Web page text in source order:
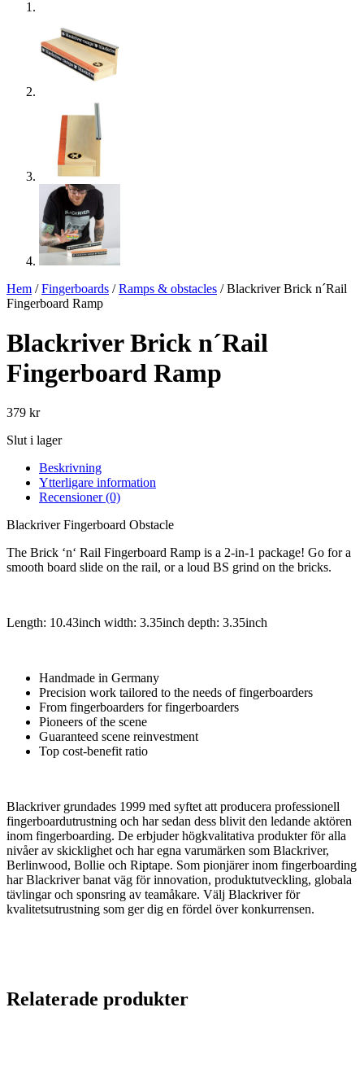
Hem /Fingerboards /Ramps & obstacles / Blackriver Brick n´Rail
Fingerboard Ramp
Blackriver Brick n´Rail
Fingerboard Ramp
379 kr
Slut i lager
Beskrivning
Ytterligare information
Recensioner (0)
Blackriver Fingerboard Obstacle
The Brick ‘n‘ Rail Fingerboard Ramp is a 2-in-1 package! Go for a
smooth board slide on the rail, or a loud BS grind on the bricks.
Length: 10.43inch width: 3.35inch depth: 3.35inch
Handmade in Germany
Precision work tailored to the needs of fingerboarders
From fingerboarders for fingerboarders
Pioneers of the scene
Guaranteed scene reinvestment
Top cost-benefit ratio
Blackriver grundades 1999 med syftet att producera professionell
fingerboardutrustning och har sedan dess blivit den ledande aktören
inom fingerboarding. De erbjuder högkvalitativa produkter för alla
nivåer av skicklighet och har egna varumärken som Blackriver,
Berlinwood, Bollie och Riptape. Som pionjärer inom fingerboarding
har Blackriver banat väg för innovation, produktutveckling, globala
tävlingar och sponsring av teamåkare. Välj Blackriver för
kvalitetsutrustning som ger dig en fördel över konkurrensen.
Relaterade produkter